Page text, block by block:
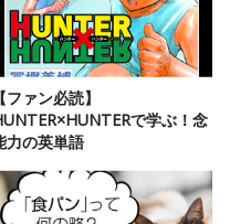
【ファン必読】
で学ぶ！念
力の英単語